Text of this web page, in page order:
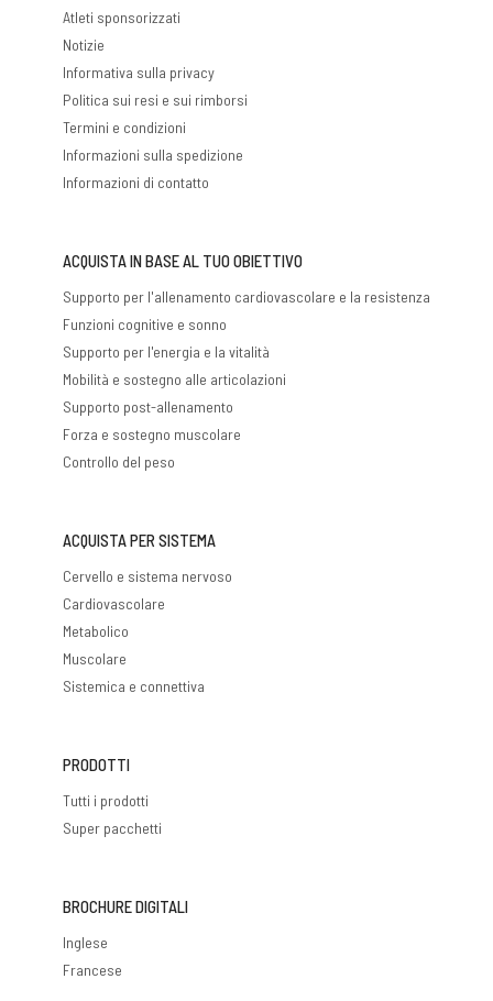
Atleti sponsorizzati
Notizie
Informativa sulla privacy
Politica sui resi e sui rimborsi
Termini e condizioni
Informazioni sulla spedizione
Informazioni di contatto
ACQUISTA IN BASE AL TUO OBIETTIVO
Supporto per l'allenamento cardiovascolare e la resistenza
Funzioni cognitive e sonno
Supporto per l'energia e la vitalità
Mobilità e sostegno alle articolazioni
Supporto post-allenamento
Forza e sostegno muscolare
Controllo del peso
ACQUISTA PER SISTEMA
Cervello e sistema nervoso
Cardiovascolare
Metabolico
Muscolare
Sistemica e connettiva
PRODOTTI
Tutti i prodotti
Super pacchetti
BROCHURE DIGITALI
Inglese
Francese